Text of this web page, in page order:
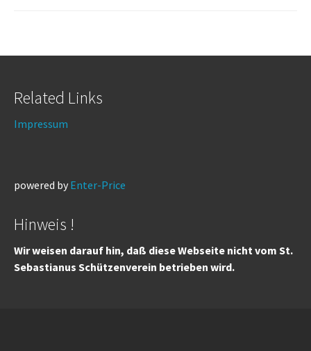
Related Links
Impressum
powered by Enter-Price
Hinweis !
Wir weisen darauf hin, daß diese Webseite nicht vom St.
Sebastianus Schützenverein betrieben wird.